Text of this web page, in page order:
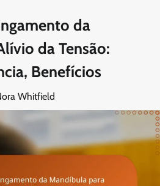
da
da Tensão:
Benefícios
Whitfield